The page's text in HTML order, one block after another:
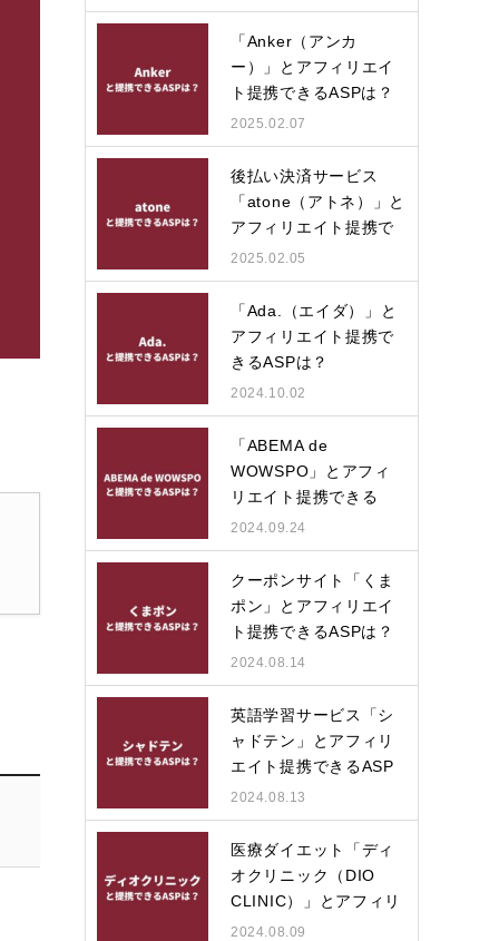
「Anker（アンカ
ー）」とアフィリエイ
ト提携できるASPは？
2025.02.07
後払い決済サービス
「atone（アトネ）」と
アフィリエイト提携で
きる…
2025.02.05
「Ada.（エイダ）」と
アフィリエイト提携で
きるASPは？
2024.10.02
「ABEMA de
WOWSPO」とアフィ
リエイト提携できる
ASPは？
2024.09.24
クーポンサイト「くま
ポン」とアフィリエイ
ト提携できるASPは？
2024.08.14
英語学習サービス「シ
ャドテン」とアフィリ
エイト提携できるASP
は？
2024.08.13
医療ダイエット「ディ
オクリニック（DIO
CLINIC）」とアフィリ
エイ…
2024.08.09